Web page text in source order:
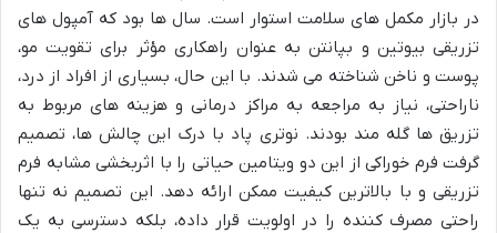
در بازار مکمل های سلامت استوار است. سال ها بود که آمپول های
تزریقی بیوتین و بپانتن به عنوان راهکاری مؤثر برای تقویت مو،
پوست و ناخن شناخته می شدند. با این حال، بسیاری از افراد از درد،
ناراحتی، نیاز به مراجعه به مراکز درمانی و هزینه های مربوط به
تزریق ها گله مند بودند. نوتری پاد با درک این چالش ها، تصمیم
گرفت فرم خوراکی از این دو ویتامین حیاتی را با اثربخشی مشابه فرم
تزریقی و با بالاترین کیفیت ممکن ارائه دهد. این تصمیم نه تنها
راحتی مصرف کننده را در اولویت قرار داده، بلکه دسترسی به یک